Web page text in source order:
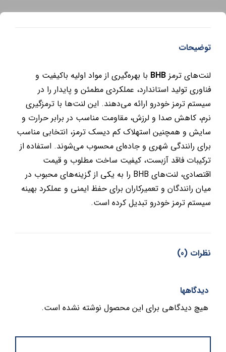
توضیحات
لنت‌های ترمزBHBبا بهره‌گیری از مواد اولیه باکیفیت و
فناوری تولید استاندارد، عملکردی مطمئن و پایدار را در
سیستم ترمز خودرو ارائه می‌دهند. این لنت‌ها با ترمزگیری
نرم، کاهش صدا و لرزش، مقاومت مناسب در برابر حرارت و
سایش و همچنین استهلاک کم دیسک ترمز، انتخابی مناسب
برای رانندگی شهری و جاده‌ای محسوب می‌شوند. استفاده از
ترکیبات فاقد آزبست، کیفیت ساخت مطلوب و قیمت
اقتصادی، لنت‌های BHB را به یکی از گزینه‌های محبوب در
میان رانندگان و تعمیرکاران برای حفظ ایمنی و عملکرد بهینه
سیستم ترمز خودرو تبدیل کرده است.
نظرات (0)
دیدگاهها
هیچ دیدگاهی برای این محصول نوشته نشده است.